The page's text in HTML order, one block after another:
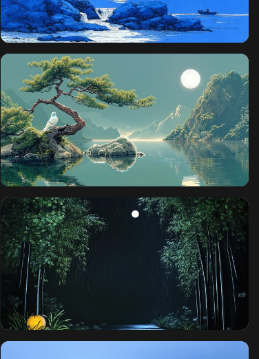
ly si đạo đức làm người
6 17
tâm bi làm từ thiện
8 9
dính mắc tri kiến giải thoát
8 15